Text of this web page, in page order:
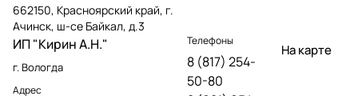
662150, Красноярский край, г.
Ачинск, ш-се Байкал, д.3
ИП "Кирин А.Н."
г. Вологда
Адрес
Телефоны
8 (817) 254-
50-80
На карте